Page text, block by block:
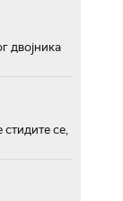
двојника
стидите се,